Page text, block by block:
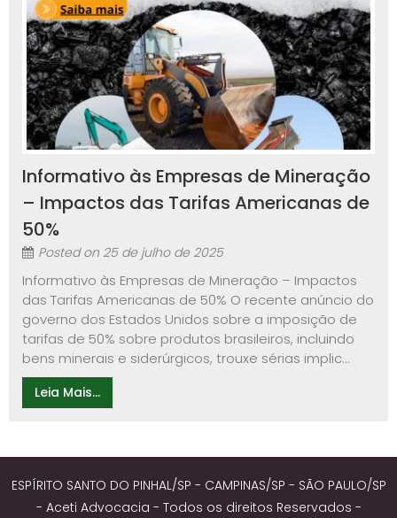
Informativo às Empresas de Mineração
– Impactos das Tarifas Americanas de
50%
Posted on 25 de julho de 2025
Informativo às Empresas de Mineração – Impactos
das Tarifas Americanas de 50% O recente anúncio do
governo dos Estados Unidos sobre a imposição de
tarifas de 50% sobre produtos brasileiros, incluindo
bens minerais e siderúrgicos, trouxe sérias implic...
Leia Mais...
ESPÍRITO SANTO DO PINHAL/SP - CAMPINAS/SP - SÃO PAULO/SP
- Aceti Advocacia - Todos os direitos Reservados -